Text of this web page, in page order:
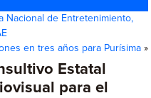
Nacional de Entretenimiento,
en tres años para Purísima»
Estatal
para el